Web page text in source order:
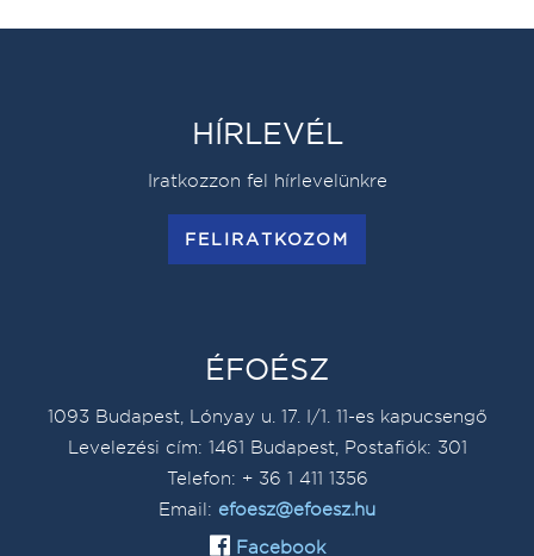
HÍRLEVÉL
Iratkozzon fel hírlevelünkre
FELIRATKOZOM
ÉFOÉSZ
1093 Budapest, Lónyay u. 17. I/1. 11-es kapucsengő
Levelezési cím: 1461 Budapest, Postafiók: 301
Telefon: + 36 1 411 1356
Email: efoesz@efoesz.hu
Facebook